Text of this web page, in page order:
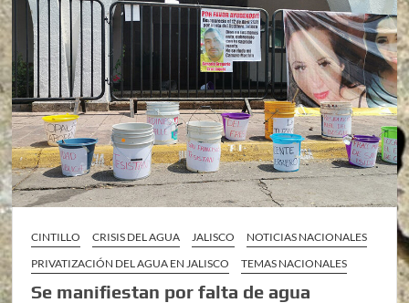
CINTILLO CRISIS DEL AGUA JALISCO
NOTICIAS NACIONALES
PRIVATIZACIÓN DEL AGUA EN JALISCO
TEMAS NACIONALES
Se manifiestan por falta de agua